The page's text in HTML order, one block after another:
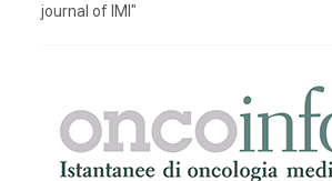
journal of IMI"